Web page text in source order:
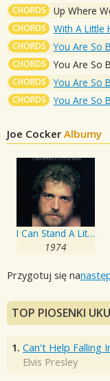
CHORDS Up Where
CHORDS With A Little
CHORDS You Are So
CHORDS You Are So
CHORDS You Are So
CHORDS You Are So
Joe Cocker Albumy
I Can Stand A Little Rain
1974
Przygotuj się na
TOP PIOSENKI
1. Can't Help Falling
Elvis Presley